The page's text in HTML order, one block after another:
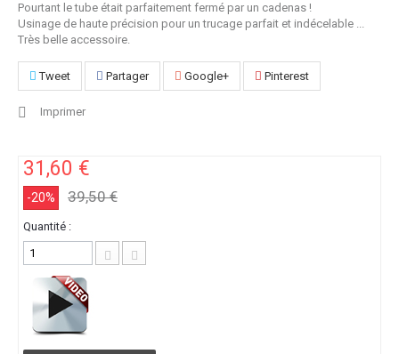
Pourtant le tube était parfaitement fermé par un cadenas !
Usinage de haute précision pour un trucage parfait et indécelable ...
Très belle accessoire.
Tweet Partager Google+ Pinterest
Imprimer
31,60 €
-20% 39,50 €
Quantité :